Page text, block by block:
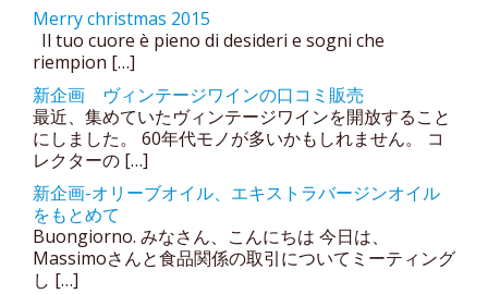
Merry christmas 2015
Il tuo cuore è pieno di desideri e sogni che
riempion […]
新企画 ヴィンテージワインの口コミ販売
最近、集めていたヴィンテージワインを開放すること
にしました。 60年代モノが多いかもしれません。 コ
レクターの […]
新企画-オリーブオイル、エキストラバージンオイル
をもとめて
Buongiorno. みなさん、こんにちは 今日は、
Massimoさんと食品関係の取引についてミーティング
し […]